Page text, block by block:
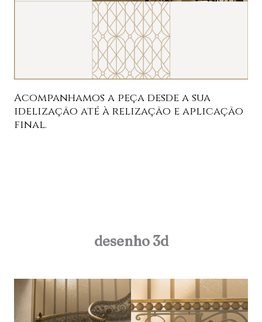
Acompanhamos a peça desde a sua
idelização até à relização e aplicação
final.
desenho 3d